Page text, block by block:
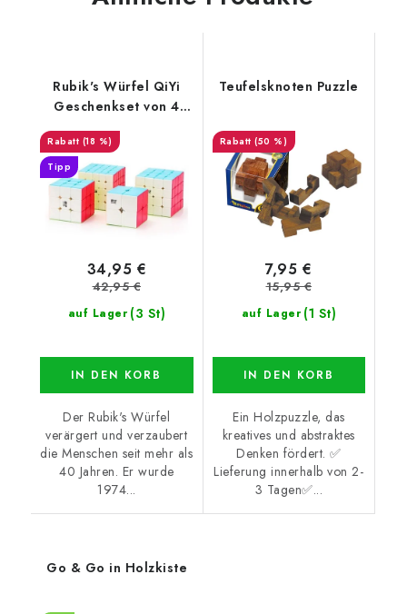
Rubik's Würfel QiYi
Geschenkset von 4
Würfeln
(18 %)
Tipp
auf Lager (3 St)
34,95 €
42,95 €
IN DEN KORB
Der Rubik's Würfel
verärgert und verzaubert
die Menschen seit mehr als
40 Jahren. Er wurde
1974...
Teufelsknoten Puzzle
(50 %)
auf Lager (1 St)
7,95 €
15,95 €
IN DEN KORB
Ein Holzpuzzle, das
kreatives und abstraktes
Denken fördert. ✅
Lieferung innerhalb von 2-
3 Tagen✅...
Go & Go in Holzkiste